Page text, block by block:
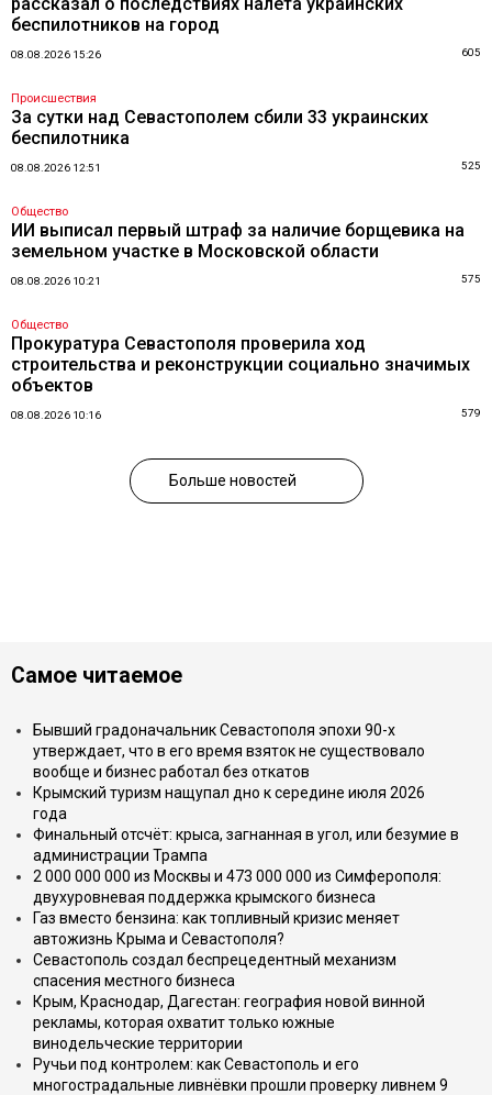
беспилотников на город
08.08.2026 15:26 605
Происшествия
За сутки над Севастополем сбили 33 украинских
беспилотника
08.08.2026 12:51 525
Общество
ИИ выписал первый штраф за наличие борщевика на
земельном участке в Московской области
08.08.2026 10:21 575
Общество
Прокуратура Севастополя проверила ход
строительства и реконструкции социально значимых
объектов
08.08.2026 10:16 579
Больше новостей
Самое читаемое
Бывший градоначальник Севастополя эпохи 90-х
утверждает, что в его время взяток не существовало
вообще и бизнес работал без откатов
Крымский туризм нащупал дно к середине июля 2026
года
Финальный отсчёт: крыса, загнанная в угол, или безумие в
администрации Трампа
2 000 000 000 из Москвы и 473 000 000 из Симферополя:
двухуровневая поддержка крымского бизнеса
Газ вместо бензина: как топливный кризис меняет
автожизнь Крыма и Севастополя?
Севастополь создал беспрецедентный механизм
спасения местного бизнеса
Крым, Краснодар, Дагестан: география новой винной
рекламы, которая охватит только южные
винодельческие территории
Ручьи под контролем: как Севастополь и его
многострадальные ливнёвки прошли проверку ливнем 9